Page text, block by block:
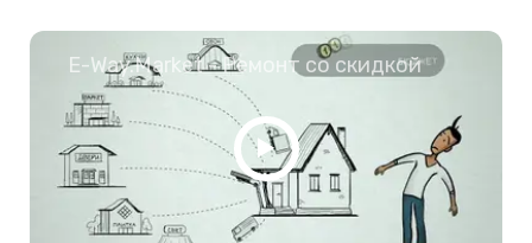
E-Way.Market - Ремонт со скидкой